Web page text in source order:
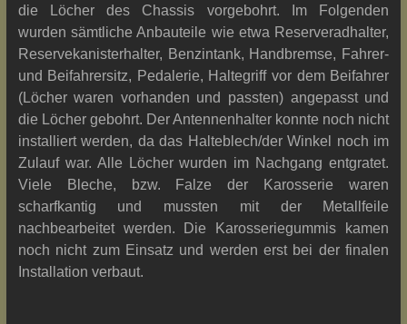
die Löcher des Chassis vorgebohrt. Im Folgenden
wurden sämtliche Anbauteile wie etwa Reserveradhalter,
Reservekanisterhalter, Benzintank, Handbremse, Fahrer-
und Beifahrersitz, Pedalerie, Haltegriff vor dem Beifahrer
(Löcher waren vorhanden und passten) angepasst und
die Löcher gebohrt. Der Antennenhalter konnte noch nicht
installiert werden, da das Halteblech/der Winkel noch im
Zulauf war. Alle Löcher wurden im Nachgang entgratet.
Viele Bleche, bzw. Falze der Karosserie waren
scharfkantig und mussten mit der Metallfeile
nachbearbeitet werden. Die Karosseriegummis kamen
noch nicht zum Einsatz und werden erst bei der finalen
Installation verbaut.